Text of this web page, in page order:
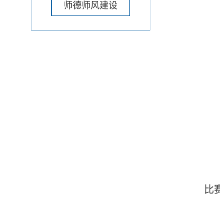
师德师风建设
比